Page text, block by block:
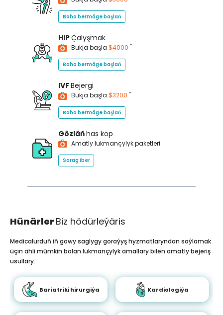
Baha bermäge başlaň
HIPÇalyşmak
Bukja başla $4000 *
Baha bermäge başlaň
IVFBejergi
Bukja başla $3200 *
Baha bermäge başlaň
Gözläňhas köp
Amatly lukmançylyk paketleri
Sorag iber
Hünärler Biz hödürleýäris
Medicalurduň iň gowy saglygy goraýyş hyzmatlaryndan saýlamak
üçin ähli mümkin bolan lukmançylyk amallary bilen amatly bejeriş
usullary.
Bariatriki hirurgiýa Kardiologiýa